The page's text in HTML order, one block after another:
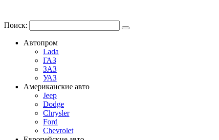
Поиск:
Автопром
Lada
ГАЗ
ЗАЗ
УАЗ
Американские авто
Jeep
Dodge
Chrysler
Ford
Chevrolet